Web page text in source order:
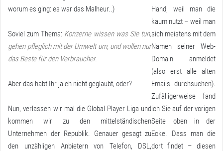
worum es ging: es war das Malheur..)
Soviel zum Thema: Konzerne wissen was Sie tun,
gehen pfleglich mit der Umwelt um, und wollen nur
das Beste für den Verbraucher.
Aber das habt Ihr ja eh nicht geglaubt, oder?
Nun, verlassen wir mal die Global Player Liga und
kommen wir zu den mittelständischen
Unternehmen der Republik. Genauer gesagt zu
den unzähligen Anbietern von Telefon, DSL,
Hand, weil man die
kaum nutzt – weil man
sich meistens mit dem
Namen seiner Web-
Domain anmeldet
(also erst alle alten
Emails durchsuchen).
Zufälligerweise fand
ich Sie auf der vorigen
Seite oben in der
Ecke. Dass man die
dort findet – diesen